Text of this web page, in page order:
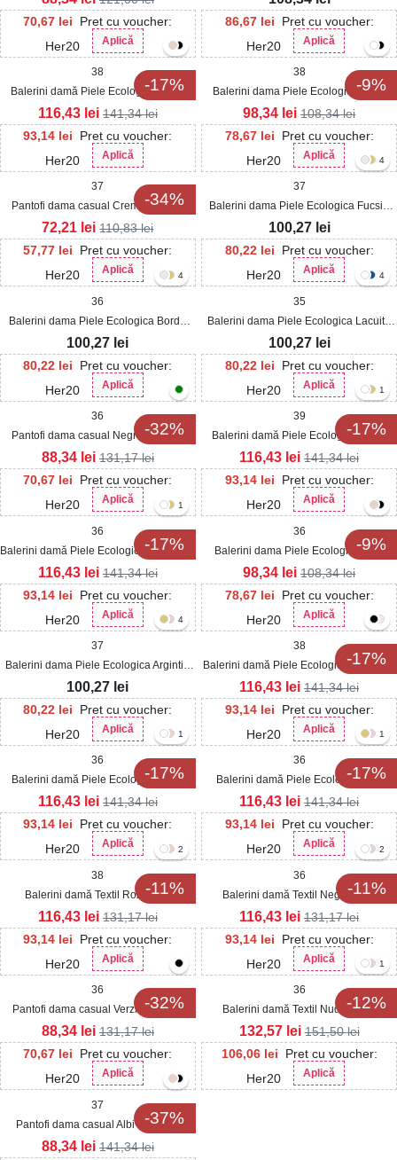
70,67 lei
Pret cu voucher:
Her20
Aplică
86,67 lei
Pret cu voucher:
Her20
Aplică
-17%
38
Balerini damă Piele Ecologica Nude
Jocie
93,14 lei
Pret cu voucher:
Her20
Aplică
116,43 lei 141,34lei
-9%
38
Balerini dama Piele Ecologica Auriu
Jaziel
78,67 lei
Pret cu voucher:
Her20
Aplică
98,34 lei 108,34lei
-34%
37
Pantofi dama casual Crem din Piele
Ecologica Zalah
57,77 lei
Pret cu voucher:
Her20
Aplică
72,21 lei 110,83lei
4
37
Balerini dama Piele Ecologica Fucsia
Yazan
80,22 lei
Pret cu voucher:
Her20
Aplică
100,27 lei
4
36
Balerini dama Piele Ecologica Bordo
Yazan
80,22 lei
Pret cu voucher:
Her20
Aplică
100,27 lei
4
35
Balerini dama Piele Ecologica Lacuita
Verde Masyn
80,22 lei
Pret cu voucher:
Her20
Aplică
100,27 lei
-32%
36
Pantofi dama casual Negri din Satin
Nikola
70,67 lei
Pret cu voucher:
Her20
Aplică
88,34 lei 131,17lei
-17%
1
39
Balerini damă Piele Ecologica Negri
Jesey
93,14 lei
Pret cu voucher:
Her20
Aplică
116,43 lei 141,34lei
-17%
1
36
Balerini damă Piele Ecologica Bej Jesey
93,14 lei
Pret cu voucher:
Her20
Aplică
116,43 lei 141,34lei
-9%
36
Balerini dama Piele Ecologica Kaki
Kayn
78,67 lei
Pret cu voucher:
Her20
Aplică
98,34 lei 108,34lei
4
37
Balerini dama Piele Ecologica Argintiu
Yazan
80,22 lei
Pret cu voucher:
Her20
Aplică
100,27 lei
-17%
38
Balerini damă Piele Ecologica Bej Jocie
93,14 lei
Pret cu voucher:
Her20
Aplică
116,43 lei 141,34lei
-17%
1
36
Balerini damă Piele Ecologica Auriu
Jesey
93,14 lei
Pret cu voucher:
Her20
Aplică
116,43 lei 141,34lei
-17%
1
36
Balerini damă Piele Ecologica Albi
Jesey
93,14 lei
Pret cu voucher:
Her20
Aplică
116,43 lei 141,34lei
-11%
2
38
Balerini damă Textil Roz Idalie
93,14 lei
Pret cu voucher:
Her20
Aplică
116,43 lei 131,17lei
-11%
2
36
Balerini damă Textil Negri Idalie
93,14 lei
Pret cu voucher:
Her20
Aplică
116,43 lei 131,17lei
-32%
36
Pantofi dama casual Verzi din Satin
Nikola
70,67 lei
Pret cu voucher:
Her20
Aplică
88,34 lei 131,17lei
-12%
1
36
Balerini damă Textil Nude Joule
106,06 lei
Pret cu voucher:
Her20
Aplică
132,57 lei 151,50lei
-37%
37
Pantofi dama casual Albi din Piele
Ecologica Raima
88,34 lei 141,34lei